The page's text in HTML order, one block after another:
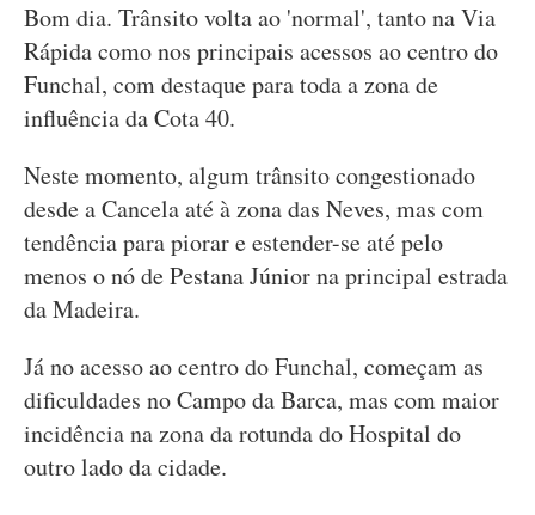
Bom dia. Trânsito volta ao 'normal', tanto na Via
Rápida como nos principais acessos ao centro do
Funchal, com destaque para toda a zona de
influência da Cota 40.
Neste momento, algum trânsito congestionado
desde a Cancela até à zona das Neves, mas com
tendência para piorar e estender-se até pelo
menos o nó de Pestana Júnior na principal estrada
da Madeira.
Já no acesso ao centro do Funchal, começam as
dificuldades no Campo da Barca, mas com maior
incidência na zona da rotunda do Hospital do
outro lado da cidade.